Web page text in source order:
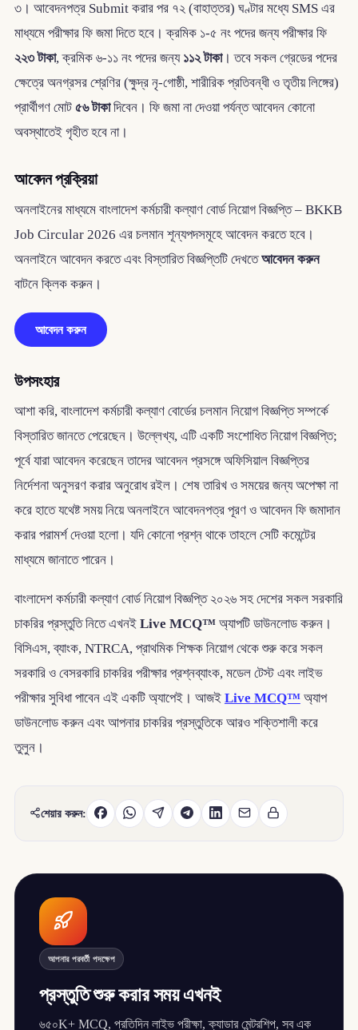
৩। আবেদনপত্র Submit করার পর ৭২ (বাহাত্তর) ঘণ্টার মধ্যে SMS এর
মাধ্যমে পরীক্ষার ফি জমা দিতে হবে। ক্রমিক ১-৫ নং পদের জন্য পরীক্ষার ফি
২২৩ টাকা, ক্রমিক ৬-১১ নং পদের জন্য ১১২ টাকা। তবে সকল গ্রেডের পদের
ক্ষেত্রে অনগ্রসর শ্রেণির (ক্ষুদ্র নৃ-গোষ্ঠী, শারীরিক প্রতিবন্ধী ও তৃতীয় লিঙ্গের)
প্রার্থীগণ মোট ৫৬ টাকাদিবেন। ফি জমা না দেওয়া পর্যন্ত আবেদন কোনো
অবস্থাতেই গৃহীত হবে না।
আবেদন প্রক্রিয়া
অনলাইনের মাধ্যমে বাংলাদেশ কর্মচারী কল্যাণ বোর্ড নিয়োগ বিজ্ঞপ্তি – BKKB
Job Circular 2026 এর চলমান শূন্যপদসমূহে আবেদন করতে হবে।
অনলাইনে আবেদন করতে এবং বিস্তারিত বিজ্ঞপ্তিটি দেখতেআবেদন করুন
বাটনে ক্লিক করুন।
আবেদন করুন
উপসংহার
আশা করি, বাংলাদেশ কর্মচারী কল্যাণ বোর্ডের চলমান নিয়োগ বিজ্ঞপ্তি সম্পর্কে
বিস্তারিত জানতে পেরেছেন। উল্লেখ্য, এটি একটি সংশোধিত নিয়োগ বিজ্ঞপ্তি;
পূর্বে যারা আবেদন করেছেন তাদের আবেদন প্রসঙ্গে অফিসিয়াল বিজ্ঞপ্তির
নির্দেশনা অনুসরণ করার অনুরোধ রইল। শেষ তারিখ ও সময়ের জন্য অপেক্ষা না
করে হাতে যথেষ্ট সময় নিয়ে অনলাইনে আবেদনপত্র পূরণ ও আবেদন ফি জমাদান
করার পরামর্শ দেওয়া হলো। যদি কোনো প্রশ্ন থাকে তাহলে সেটি কমেন্টের
মাধ্যমে জানাতে পারেন।
বাংলাদেশ কর্মচারী কল্যাণ বোর্ড নিয়োগ বিজ্ঞপ্তি ২০২৬ সহ দেশের সকল সরকারি
চাকরির প্রস্তুতি নিতে এখনই Live MCQ™অ্যাপটি ডাউনলোড করুন।
বিসিএস, ব্যাংক, NTRCA, প্রাথমিক শিক্ষক নিয়োগ থেকে শুরু করে সকল
সরকারি ও বেসরকারি চাকরির পরীক্ষার প্রশ্নব্যাংক, মডেল টেস্ট এবং লাইভ
পরীক্ষার সুবিধা পাবেন এই একটি অ্যাপেই। আজই Live MCQ™অ্যাপ
ডাউনলোড করুন এবং আপনার চাকরির প্রস্তুতিকে আরও শক্তিশালী করে
তুলুন।
শেয়ার করুন:
আপনার পরবর্তী পদক্ষেপ
প্রস্তুতি শুরু করার সময় এখনই
৬৫০K+ MCQ, প্রতিদিন লাইভ পরীক্ষা, ক্যাডার মেন্টরশিপ, সব এক